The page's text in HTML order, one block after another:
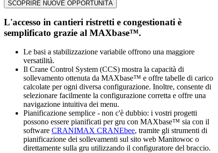
SCOPRIRE NUOVE OPPORTUNITÀ
L'accesso in cantieri ristretti e congestionati è
semplificato grazie al MAXbase™.
Le basi a stabilizzazione variabile offrono una maggiore
versatilità.
Il Crane Control System (CCS) mostra la capacità di
sollevamento ottenuta da MAXbase™ e offre tabelle di carico
calcolate per ogni diversa configurazione. Inoltre, consente di
selezionare facilmente la configurazione corretta e offre una
navigazione intuitiva dei menu.
Pianificazione semplice - non c'è dubbio: i vostri progetti
possono essere pianificati per gru con MAXbase™ sia con il
software CRANIMAX CRANEbee, tramite gli strumenti di
pianificazione dei sollevamenti sul sito web Manitowoc o
direttamente sulla gru utilizzando il configuratore del braccio.